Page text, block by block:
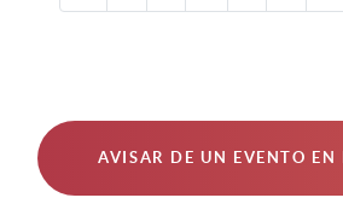
AVISAR DE UN EVENTO EN